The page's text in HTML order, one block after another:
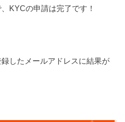
KYCの申請は完了です！
したメールアドレスに結果が